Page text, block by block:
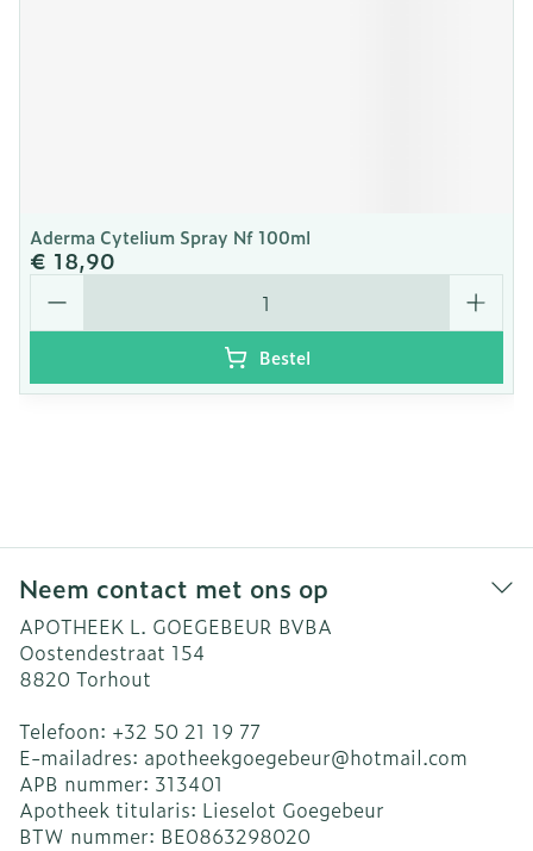
Aderma Cytelium Spray Nf 100ml
€ 18,90
Aantal
Bestel
Neem contact met ons op
APOTHEEK L. GOEGEBEUR BVBA
Oostendestraat 154
8820 Torhout
Telefoon: +32 50 21 19 77
E-mailadres: apotheekgoegebeur@hotmail.com
APB nummer: 313401
Apotheek titularis: Lieselot Goegebeur
BTW nummer: BE0863298020